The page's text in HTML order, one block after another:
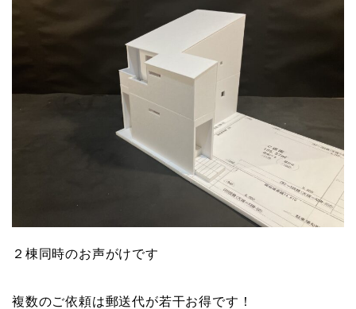
２棟同時のお声がけです
複数のご依頼は郵送代が若干お得です！